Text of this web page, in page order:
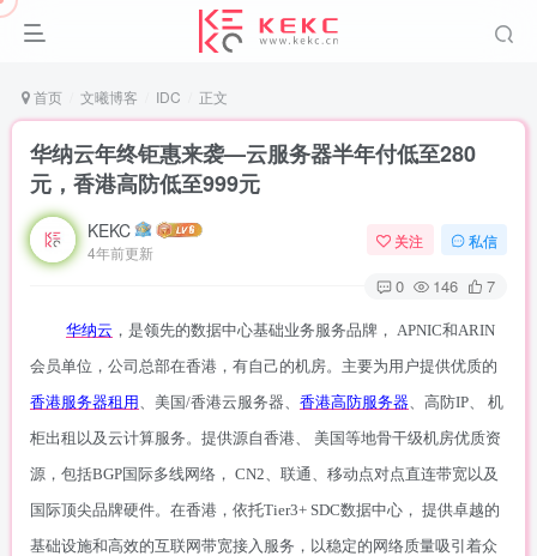
首页 文曦博客 IDC 正文
华纳云年终钜惠来袭—云服务器半年付低至280
元，香港高防低至999元
KEKC
4年前更新
关注 私信
0 146 7
华纳云 ，是领先的数据中心基础业务服务品牌， APNIC和ARIN
会员单位 ，公司总部在香港，有自己的机房。 主要为用户提供优质的
香港服务器租用 、美国/香港云服务器、 香港高防服务器、高防IP、 机
柜出租以及云计算服务。提供源自香港、 美国等地骨干级机房优质资
源，包括BGP国际多线网络， CN2、联通、移动点对点直连带宽以及
国际顶尖品牌硬件。在香港，依托Tier3+ SDC数据中心， 提供卓越的
基础设施和高效的互联网带宽接入服务 ， 以稳定的网络质量吸引着众